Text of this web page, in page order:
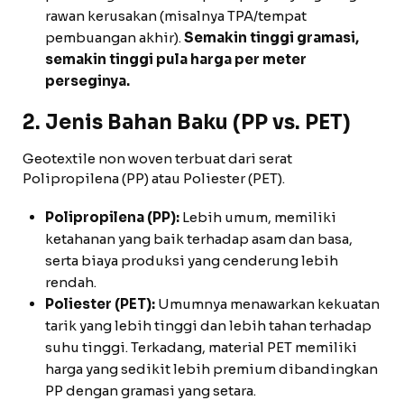
rawan kerusakan (misalnya TPA/tempat
pembuangan akhir).Semakin tinggi gramasi,
semakin tinggi pula harga per meter
perseginya.
2. Jenis Bahan Baku (PP vs. PET)
Geotextile non woven terbuat dari serat
Polipropilena (PP) atau Poliester (PET).
Polipropilena (PP): Lebih umum, memiliki
ketahanan yang baik terhadap asam dan basa,
serta biaya produksi yang cenderung lebih
rendah.
Poliester (PET): Umumnya menawarkan kekuatan
tarik yang lebih tinggi dan lebih tahan terhadap
suhu tinggi. Terkadang, material PET memiliki
harga yang sedikit lebih premium dibandingkan
PP dengan gramasi yang setara.